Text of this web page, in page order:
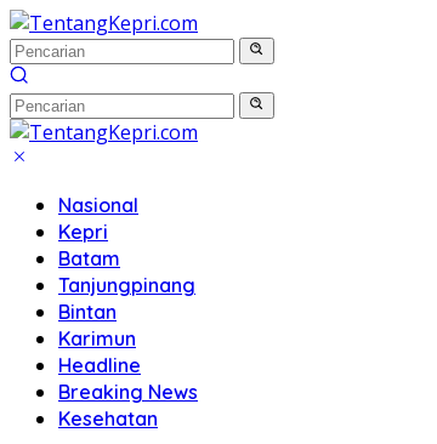
Langsung
ke
konten
Nasional
Kepri
Batam
Tanjungpinang
Bintan
Karimun
Headline
Breaking News
Kesehatan